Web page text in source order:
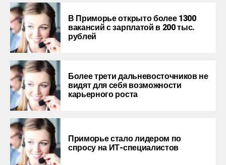
В Приморье открыто более 1300
вакансий с зарплатой в 200 тыс.
рублей
Более трети дальневосточников не
видят для себя возможности
карьерного роста
Приморье стало лидером по
спросу на ИТ-специалистов